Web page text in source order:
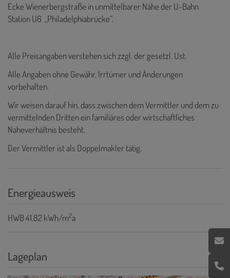
Ecke Wienerbergstraße in unmittelbarer Nähe der U-Bahn
Station U6 „Philadelphiabrücke“.
Alle Preisangaben verstehen sich zzgl. der gesetzl. Ust.
Alle Angaben ohne Gewähr, Irrtümer und Änderungen
vorbehalten.
Wir weisen darauf hin, dass zwischen dem Vermittler und dem zu
vermittelnden Dritten ein familiäres oder wirtschaftliches
Naheverhältnis besteht.
Der Vermittler ist als Doppelmakler tätig.
Energieausweis
HWB41.82 kWh/m2a
Lageplan